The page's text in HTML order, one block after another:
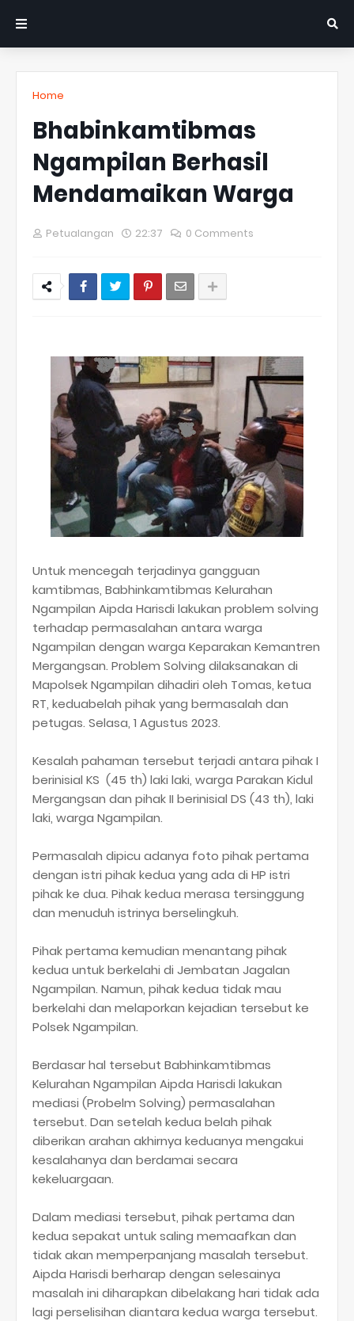
Home
Bhabinkamtibmas
Ngampilan Berhasil
Mendamaikan Warga
Petualangan 22:37 0 Comments
Untuk mencegah terjadinya gangguan
kamtibmas, Babhinkamtibmas Kelurahan
Ngampilan Aipda Harisdi lakukan problem solving
terhadap permasalahan antara warga
Ngampilan dengan warga Keparakan Kemantren
Mergangsan. Problem Solving dilaksanakan di
Mapolsek Ngampilan dihadiri oleh Tomas, ketua
RT, keduabelah pihak yang bermasalah dan
petugas. Selasa, 1 Agustus 2023.
Kesalah pahaman tersebut terjadi antara pihak I
berinisial KS (45 th) laki laki, warga Parakan Kidul
Mergangsan dan pihak II berinisial DS (43 th), laki
laki, warga Ngampilan.
Permasalah dipicu adanya foto pihak pertama
dengan istri pihak kedua yang ada di HP istri
pihak ke dua. Pihak kedua merasa tersinggung
dan menuduh istrinya berselingkuh.
Pihak pertama kemudian menantang pihak
kedua untuk berkelahi di Jembatan Jagalan
Ngampilan. Namun, pihak kedua tidak mau
berkelahi dan melaporkan kejadian tersebut ke
Polsek Ngampilan.
Berdasar hal tersebut Babhinkamtibmas
Kelurahan Ngampilan Aipda Harisdi lakukan
mediasi (Probelm Solving) permasalahan
tersebut. Dan setelah kedua belah pihak
diberikan arahan akhirnya keduanya mengakui
kesalahanya dan berdamai secara
kekeluargaan.
Dalam mediasi tersebut, pihak pertama dan
kedua sepakat untuk saling memaafkan dan
tidak akan memperpanjang masalah tersebut.
Aipda Harisdi berharap dengan selesainya
masalah ini diharapkan dibelakang hari tidak ada
lagi perselisihan diantara kedua warga tersebut.